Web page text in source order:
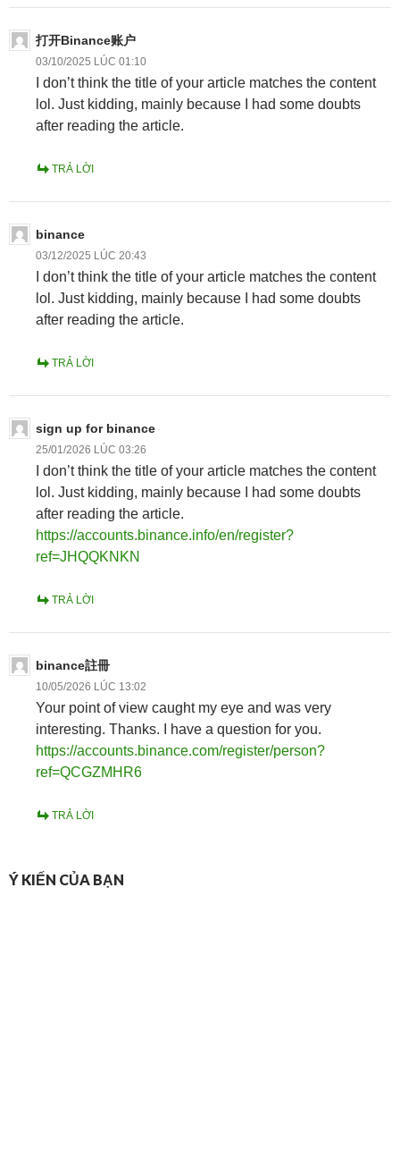
打开Binance账户
03/10/2025 LÚC 01:10
I don’t think the title of your article matches the content
lol. Just kidding, mainly because I had some doubts
after reading the article.
TRẢ LỜI
binance
03/12/2025 LÚC 20:43
I don’t think the title of your article matches the content
lol. Just kidding, mainly because I had some doubts
after reading the article.
TRẢ LỜI
sign up for binance
25/01/2026 LÚC 03:26
I don’t think the title of your article matches the content
lol. Just kidding, mainly because I had some doubts
after reading the article.
https://accounts.binance.info/en/register?
ref=JHQQKNKN
TRẢ LỜI
binance註冊
10/05/2026 LÚC 13:02
Your point of view caught my eye and was very
interesting. Thanks. I have a question for you.
https://accounts.binance.com/register/person?
ref=QCGZMHR6
TRẢ LỜI
Ý KIẾN CỦA BẠN